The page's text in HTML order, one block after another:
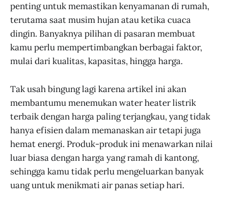
penting untuk memastikan kenyamanan di rumah,
terutama saat musim hujan atau ketika cuaca
dingin. Banyaknya pilihan di pasaran membuat
kamu perlu mempertimbangkan berbagai faktor,
mulai dari kualitas, kapasitas, hingga harga.
Tak usah bingung lagi karena artikel ini akan
membantumu menemukan water heater listrik
terbaik dengan harga paling terjangkau, yang tidak
hanya efisien dalam memanaskan air tetapi juga
hemat energi. Produk-produk ini menawarkan nilai
luar biasa dengan harga yang ramah di kantong,
sehingga kamu tidak perlu mengeluarkan banyak
uang untuk menikmati air panas setiap hari.